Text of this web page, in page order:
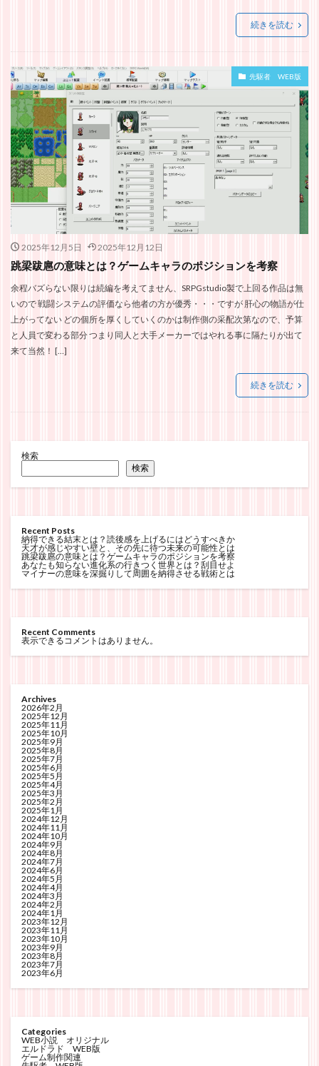
続きを読む
先駆者 WEB版
2025年12月5日 2025年12月12日
跳梁跋扈の意味とは？ゲームキャラのポジションを考察
余程バズらない限りは続編を考えてません、SRPGstudio製で上回る作品は無
いので 戦闘システムの評価なら他者の方が優秀・・・ですが 肝心の物語が仕
上がってない どの個所を厚くしていくのかは制作側の采配次第なので、予算
と人員で変わる部分 つまり同人と大手メーカーではやれる事に隔たりが出て
来て当然！ […]
続きを読む
検索
検索
Recent Posts
納得できる結末とは？読後感を上げるにはどうすべきか
天才が感じやすい壁と、その先に待つ未来の可能性とは
跳梁跋扈の意味とは？ゲームキャラのポジションを考察
あなたも知らない進化系の行きつく世界とは？刮目せよ
マイナーの意味を深掘りして周囲を納得させる戦術とは
Recent Comments
表示できるコメントはありません。
Archives
2026年2月
2025年12月
2025年11月
2025年10月
2025年9月
2025年8月
2025年7月
2025年6月
2025年5月
2025年4月
2025年3月
2025年2月
2025年1月
2024年12月
2024年11月
2024年10月
2024年9月
2024年8月
2024年7月
2024年6月
2024年5月
2024年4月
2024年3月
2024年2月
2024年1月
2023年12月
2023年11月
2023年10月
2023年9月
2023年8月
2023年7月
2023年6月
Categories
WEB小説 オリジナル
エルドラド WEB版
ゲーム制作関連